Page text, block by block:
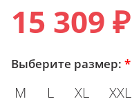
15 309 ₽
Выберите размер: *
M L XL XXL